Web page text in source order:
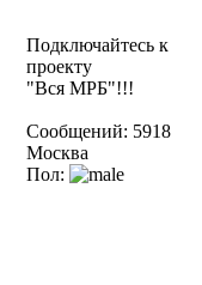
Подключайтесь к
проекту
"Вся МРБ"!!!
Сообщений: 5918
Москва
Пол: